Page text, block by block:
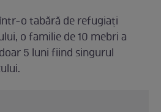
o tabără de refugiați
o familie de 10 mebri a
5 luni fiind singurul